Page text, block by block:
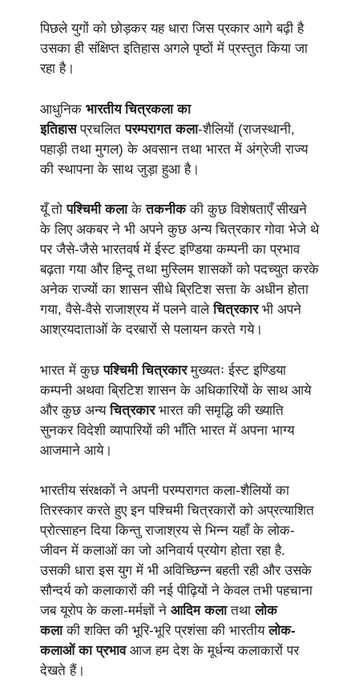
पिछले युगों को छोड़कर यह धारा जिस प्रकार आगे बढ़ी है
उसका ही संक्षिप्त इतिहास अगले पृष्ठों में प्रस्तुत किया जा
रहा है।
आधुनिक भारतीय चित्रकला का
इतिहासप्रचलितपरम्परागत कला-शैलियों (राजस्थानी,
पहाड़ी तथा मुगल) के अवसान तथा भारत में अंग्रेजी राज्य
की स्थापना के साथ जुड़ा हुआ है।
यूँ तोपश्चिमी कलाकेतकनीककी कुछ विशेषताएँ सीखने
के लिए अकबर ने भी अपने कुछ अन्य चित्रकार गोवा भेजे थे
पर जैसे-जैसे भारतवर्ष में ईस्ट इण्डिया कम्पनी का प्रभाव
बढ़ता गया और हिन्दू तथा मुस्लिम शासकों को पदच्युत करके
अनेक राज्यों का शासन सीधे ब्रिटिश सत्ता के अधीन होता
गया, वैसे-वैसे राजाश्रय में पलने वालेचित्रकारभी अपने
आश्रयदाताओं के दरबारों से पलायन करते गये।
भारत में कुछपश्चिमी चित्रकारमुख्यतः ईस्ट इण्डिया
कम्पनी अथवा ब्रिटिश शासन के अधिकारियों के साथ आये
और कुछ अन्यचित्रकारभारत की समृद्धि की ख्याति
सुनकर विदेशी व्यापारियों की भाँति भारत में अपना भाग्य
आजमाने आये।
भारतीय संरक्षकों ने अपनी परम्परागत कला-शैलियों का
तिरस्कार करते हुए इन पश्चिमी चित्रकारों को अप्रत्याशित
प्रोत्साहन दिया किन्तु राजाश्रय से भिन्न यहाँ के लोक-
जीवन में कलाओं का जो अनिवार्य प्रयोग होता रहा है.
उसकी धारा इस युग में भी अविच्छिन्न बहती रही और उसके
सौन्दर्य को कलाकारों की नई पीढ़ियों ने केवल तभी पहचाना
जब यूरोप के कला-मर्मज्ञों ने आदिम कलातथा लोक
कलाकी शक्ति की भूरि-भूरि प्रशंसा की भारतीयलोक-
कलाओं का प्रभावआज हम देश के मूर्धन्य कलाकारों पर
देखते हैं।